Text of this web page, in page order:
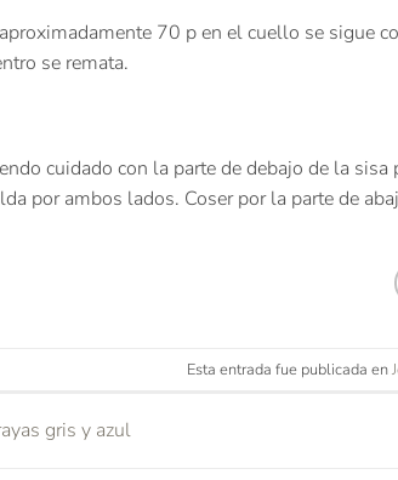
70 p en el cuello se sigue
se remata.
cuidado con la parte de debajo de la
por ambos lados. Coser por la parte de
Esta entrada fue publicada en
gris y azul